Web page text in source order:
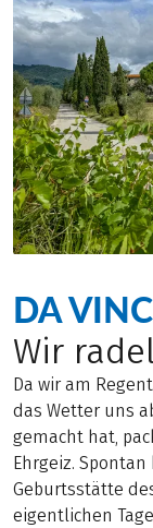
DA
Wir
Da wir am
das Wetter uns
gemacht hat,
Ehrgeiz.
Geburtsstätte
eigentlichen